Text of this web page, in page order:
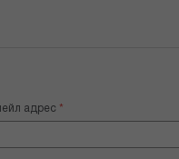
адрес